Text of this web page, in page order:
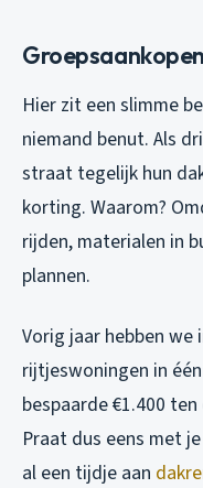
Hier zit een slimme
niemand benut. Als
straat tegelijk hun
korting. Waarom?
rijden, materialen in
plannen.
Vorig jaar hebben we
rijtjeswoningen in
bespaarde €1.400
Praat dus eens met
al een tijdje aan